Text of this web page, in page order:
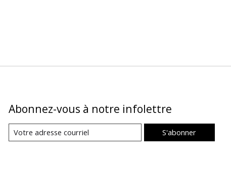
Abonnez-vous à notre infolettre
S'abonner